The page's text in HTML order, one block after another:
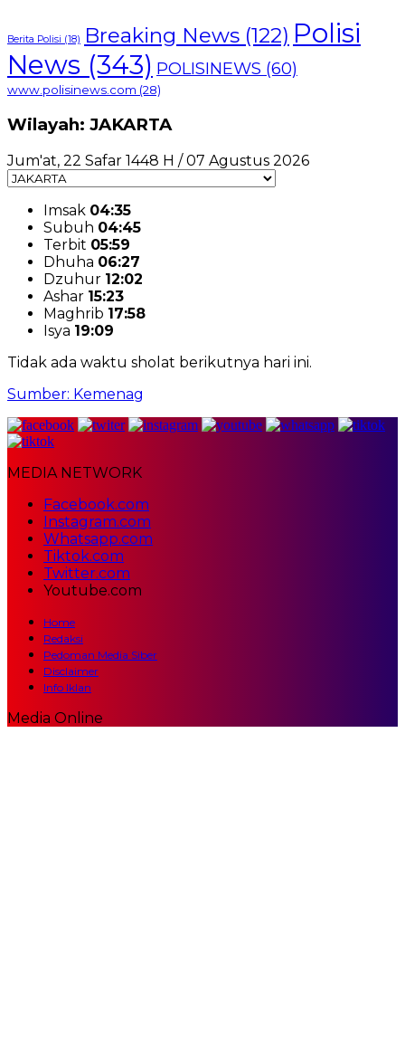
Berita Polisi (18) Breaking News (122) Polisi
News (343) POLISINEWS (60)
www.polisinews.com (28)
Wilayah: JAKARTA
Jum'at, 22 Safar 1448 H / 07 Agustus 2026
Imsak 04:35
Subuh 04:45
Terbit 05:59
Dhuha 06:27
Dzuhur 12:02
Ashar 15:23
Maghrib 17:58
Isya 19:09
Tidak ada waktu sholat berikutnya hari ini.
Sumber: Kemenag
MEDIA NETWORK
Facebook.com
Instagram.com
Whatsapp.com
Tiktok.com
Twitter.com
Youtube.com
Home
Redaksi
Pedoman Media Siber
Disclaimer
Info Iklan
Media Online